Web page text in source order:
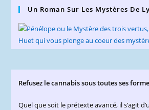
Un Roman Sur Les Mystères De
Refusez le cannabis sous toutes ses
Quel que soit le prétexte avancé, il s’agit